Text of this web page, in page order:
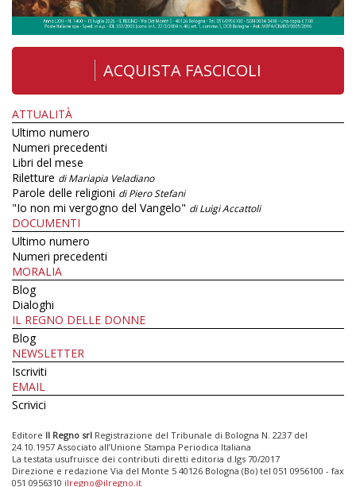
ACQUISTA FASCICOLI
ATTUALITÀ
Ultimo numero
Numeri precedenti
Libri del mese
Riletture di Mariapia Veladiano
Parole delle religioni di Piero Stefani
"Io non mi vergogno del Vangelo" di Luigi Accattoli
DOCUMENTI
Ultimo numero
Numeri precedenti
MORALIA
Blog
Dialoghi
IL REGNO DELLE DONNE
Blog
NEWSLETTER
Iscriviti
EMAIL
Scrivici
Editore Il Regno srl Registrazione del Tribunale di Bologna N. 2237 del
24.10.1957 Associato all’Unione Stampa Periodica Italiana
La testata usufruisce dei contributi diretti editoria d.lgs 70/2017
Direzione e redazione Via del Monte 5 40126 Bologna (Bo) tel 051 0956100 - fax
051 0956310 ilregno@ilregno.it